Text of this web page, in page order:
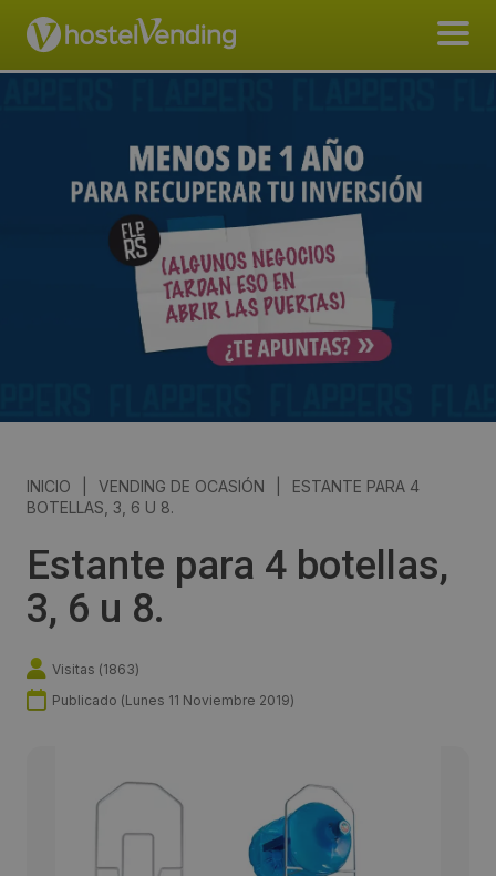
INICIO VENDING DE OCASIÓN
ESTANTE PARA 4
BOTELLAS, 3, 6 U 8.
Estante para 4 botellas,
3, 6 u 8.
Visitas (1863)
Publicado (Lunes 11 Noviembre 2019)